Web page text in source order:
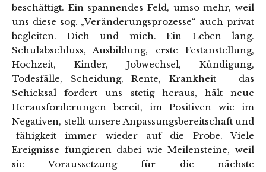
beschäftigt. Ein spannendes Feld, umso mehr, weil
uns diese sog. „Veränderungsprozesse“ auch privat
begleiten. Dich und mich. Ein Leben lang.
Schulabschluss, Ausbildung, erste Festanstellung,
Hochzeit, Kinder, Jobwechsel, Kündigung,
Todesfälle, Scheidung, Rente, Krankheit – das
Schicksal fordert uns stetig heraus, hält neue
Herausforderungen bereit, im Positiven wie im
Negativen, stellt unsere Anpassungsbereitschaft und
-fähigkeit immer wieder auf die Probe. Viele
Ereignisse fungieren dabei wie Meilensteine, weil
sie Voraussetzung für die nächste